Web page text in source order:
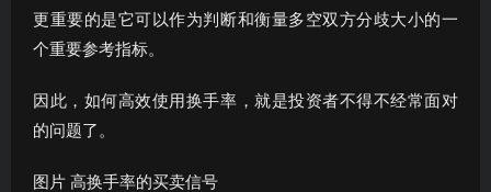
更重要的是它可以作为判断和衡量多空双方分歧大小的一
个重要参考指标。
因此，如何高效使用换手率，就是投资者不得不经常面对
的问题了。
图片 高换手率的买卖信号